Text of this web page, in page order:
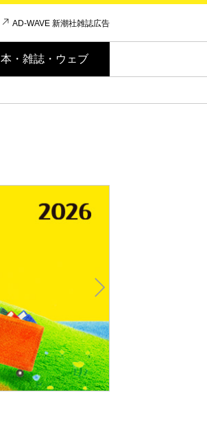
AD-WAVE 新潮社雑誌広告
本・雑誌・ウェブ
t